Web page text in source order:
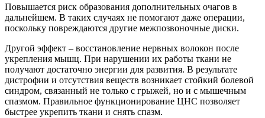
Повышается риск образования дополнительных очагов в
дальнейшем. В таких случаях не помогают даже операции,
поскольку повреждаются другие межпозвоночные диски.
Другой эффект – восстановление нервных волокон после
укрепления мышц. При нарушении их работы ткани не
получают достаточно энергии для развития. В результате
дистрофии и отсутствия веществ возникает стойкий болевой
синдром, связанный не только с грыжей, но и с мышечным
спазмом. Правильное функционирование ЦНС позволяет
быстрее укрепить ткани и снять спазм.